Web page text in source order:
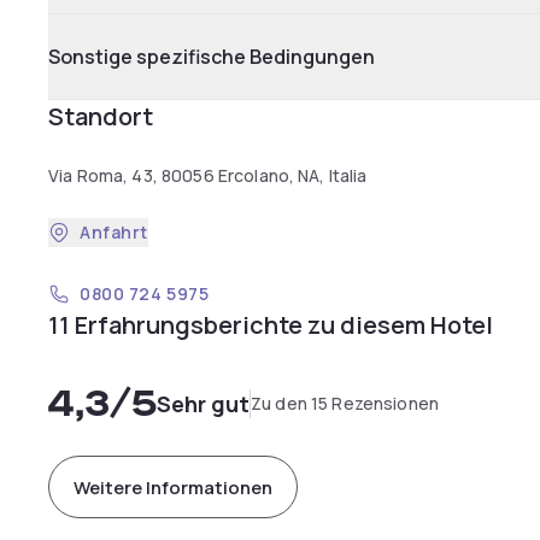
Sonstige spezifische Bedingungen
Standort
Via Roma, 43, 80056 Ercolano, NA, Italia
Anfahrt
0800 724 5975
11 Erfahrungsberichte zu diesem Hotel
4,3/5Sehr gutZu den 15 Rezensionen
Weitere Informationen